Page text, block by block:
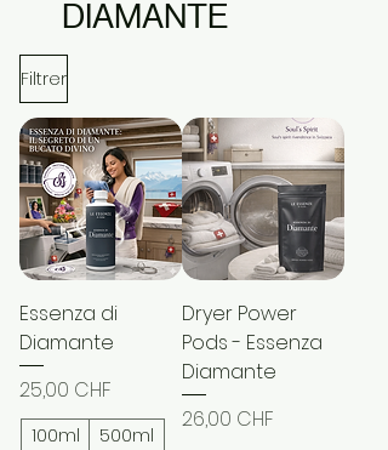
DIAMANTE
Filtrer
Essenza di
Diamante
Prix
25,00 CHF
100ml 500ml
Dryer Power
Pods - Essenza
Diamante
Prix
26,00 CHF